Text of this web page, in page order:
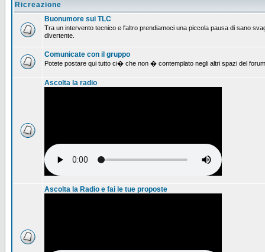
Ricreazione
Buonumore sui TLC
Tra un intervento tecnico e l'altro prendiamoci una piccola pausa di sano
divertente.
Comunicate con il gruppo
Potete postare qui tutto ci� che non � contemplato negli altri spazi del
Ascolta la radio
Ascolta la Radio e fai le tue proposte